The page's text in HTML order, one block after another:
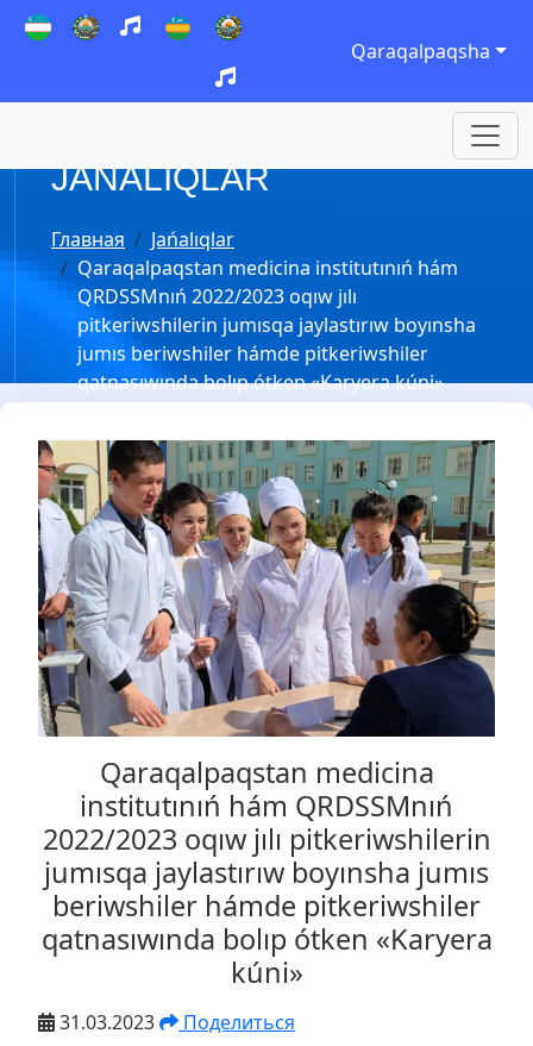
Qaraqalpaqsha
JAŃALIQLAR
Главная
Jańalıqlar
Qaraqalpaqstan medicina institutınıń hám
QRDSSMnıń 2022/2023 oqıw jılı
pitkeriwshilerin jumısqa jaylastırıw boyınsha
jumıs beriwshiler hámde pitkeriwshiler
qatnasıwında bolıp ótken «Karyera kúni»
Qaraqalpaqstan medicina
institutınıń hám QRDSSMnıń
2022/2023 oqıw jılı pitkeriwshilerin
jumısqa jaylastırıw boyınsha jumıs
beriwshiler hámde pitkeriwshiler
qatnasıwında bolıp ótken «Karyera
kúni»
31.03.2023
Поделиться